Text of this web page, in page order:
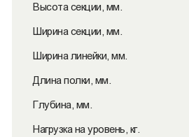
Высота секции, мм.
Ширина секции, мм.
Ширина линейки, мм.
Длина полки, мм.
Глубина, мм.
Нагрузка на уровень, кг.